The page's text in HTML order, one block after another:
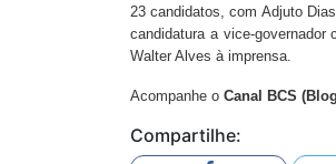
23 candidatos, com Adjuto
candidatura a vice-governador
Walter Alves à imprensa.
Acompanhe o Canal BCS
Compartilhe: